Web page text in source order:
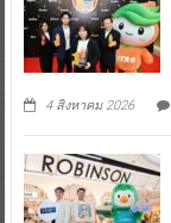
4 สิงหาคม 2026